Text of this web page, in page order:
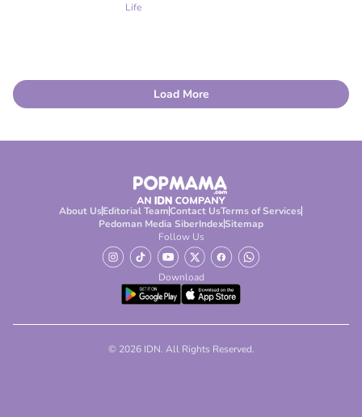
Life
Load More
About UsEditorial TeamContact UsTerms of Services
Pedoman Media SiberIndexSitemap
Follow Us
Download
© 2026 IDN. All Rights Reserved.